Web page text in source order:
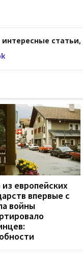
интересные
европейских
впервые с
войны